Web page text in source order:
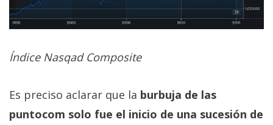
Índice Nasqad Composite
Es preciso aclarar que la burbuja de las
puntocom solo fue el inicio de una sucesión de